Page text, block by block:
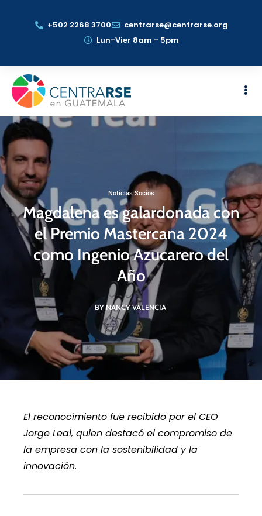
+502 2268 3700
centrarse@centrarse.org
Lun-Vier 8am - 5pm
Noticias Socios
Magdalena es galardonada con
el Premio Mastercana 2024
como Ingenio Azucarero del
Año
BY NANCY VALENCIA
El reconocimiento fue recibido por el CEO
Jorge Leal, quien destacó el compromiso de
la empresa con la sostenibilidad y la
innovación.